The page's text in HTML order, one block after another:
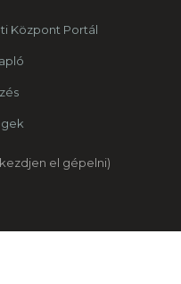
Központ Portál